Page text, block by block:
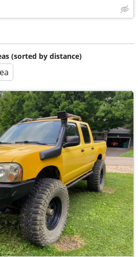
(sorted by distance)